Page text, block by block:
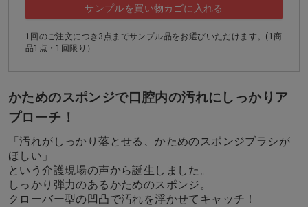
サンプルを買い物カゴに入れる
1回のご注文につき3点までサンプル品をお選びいただけます。(1商
品1点・1回限り）
かためのスポンジで口腔内の汚れにしっかりア
プローチ！
「汚れがしっかり落とせる、かためのスポンジブラシが
ほしい」
という介護現場の声から誕生しました。
しっかり弾力のあるかためのスポンジ。
クローバー型の凹凸で汚れを浮かせてキャッチ！